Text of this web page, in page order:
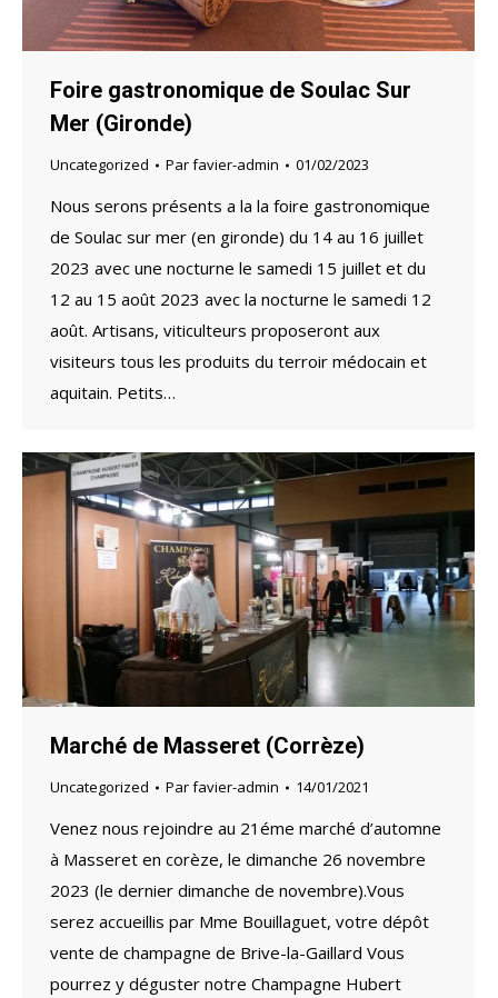
Foire gastronomique de Soulac Sur
Mer (Gironde)
Uncategorized Parfavier-admin 01/02/2023
Nous serons présents a la la foire gastronomique
de Soulac sur mer (en gironde) du 14 au 16 juillet
2023 avec une nocturne le samedi 15 juillet et du
12 au 15 août 2023 avec la nocturne le samedi 12
août. Artisans, viticulteurs proposeront aux
visiteurs tous les produits du terroir médocain et
aquitain. Petits…
Marché de Masseret (Corrèze)
Uncategorized Parfavier-admin 14/01/2021
Venez nous rejoindre au 21éme marché d’automne
à Masseret en corèze, le dimanche 26 novembre
2023 (le dernier dimanche de novembre).Vous
serez accueillis par Mme Bouillaguet, votre dépôt
vente de champagne de Brive-la-Gaillard Vous
pourrez y déguster notre Champagne Hubert